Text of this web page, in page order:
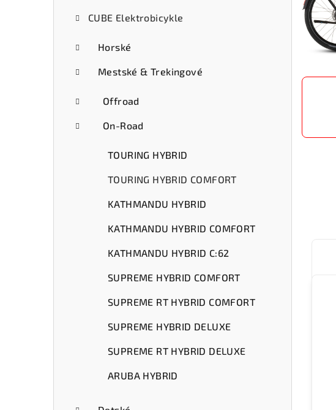
CUBE Elektrobicykle
Horské
Mestské & Trekingové
Offroad
On-Road
TOURING HYBRID
TOURING HYBRID COMFORT
KATHMANDU HYBRID
KATHMANDU HYBRID COMFORT
KATHMANDU HYBRID C:62
SUPREME HYBRID COMFORT
SUPREME RT HYBRID COMFORT
SUPREME HYBRID DELUXE
SUPREME RT HYBRID DELUXE
ARUBA HYBRID